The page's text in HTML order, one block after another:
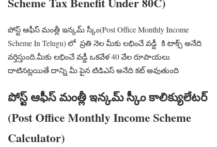
పోస్ట్ ఆఫీస్ మంత్లీ ఇన్కమ్ స్కీం(Post Office Monthly Income
Scheme In Telugu) లో ప్రతి నెల మీకు లభించే వడ్డీ కి టాక్స్ అనేది
వర్తిస్తుంది.మీకు లభించే వడ్డీ ఒకవేళ 40 వేల రూపాయలు
దాటినట్లయితే దాన్ని మీ పైన టిడిఎస్ అనేది కట్ అవుతుంది
పోస్ట్ ఆఫీస్ మంత్లీ ఇన్కమ్ స్కీం కాలిక్యులేటర్
(Post Office Monthly Income Scheme
Calculator)